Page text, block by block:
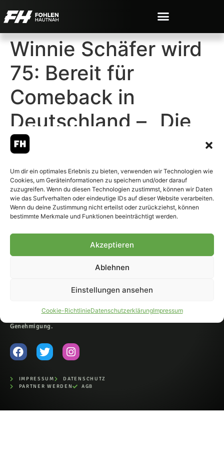
Um dir ein optimales Erlebnis zu bieten, verwenden wir Technologien wie
Cookies, um Geräteinformationen zu speichern und/oder darauf
zuzugreifen. Wenn du diesen Technologien zustimmst, können wir Daten
wie das Surfverhalten oder eindeutige IDs auf dieser Website verarbeiten.
Wenn du deine Zustimmung nicht erteilst oder zurückziehst, können
bestimmte Merkmale und Funktionen beeinträchtigt werden.
Akzeptieren
Ablehnen
Einstellungen ansehen
Cookie-RichtlinieDatenschutzerklärungImpressum
Winnie Schäfer wird
75: Bereit für
Comeback in
Deutschland – „Die
Leidenschaft geht
nie weg“
© 2007-2026 Fohlen-Hautnah.de
offiziell eingetragenes Magazin
Nationalbibliothek (ISSN 1868-
Weiterverarbeitung, auch
Genehmigung.
IMPRESSUM
DATENSCHUTZ
PARTNER WERDEN
AGB